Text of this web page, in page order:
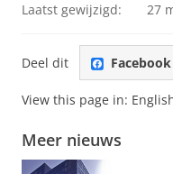
Laatst gewijzigd: 27
Deel dit Facebook
View this page in:
Meer nieuws